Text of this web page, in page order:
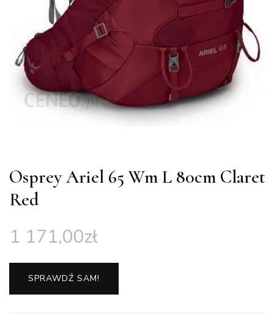
Osprey Ariel 65 Wm L 80cm Claret
Red
1 171,00zł
SPRAWDŹ SAM!